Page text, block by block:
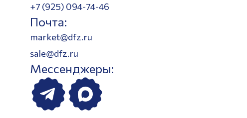
+7 (925) 094-74-46
Почта:
market@dfz.ru
sale@dfz.ru
Мессенджеры: